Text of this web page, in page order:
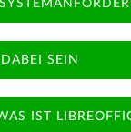
DABEI SEIN
IST